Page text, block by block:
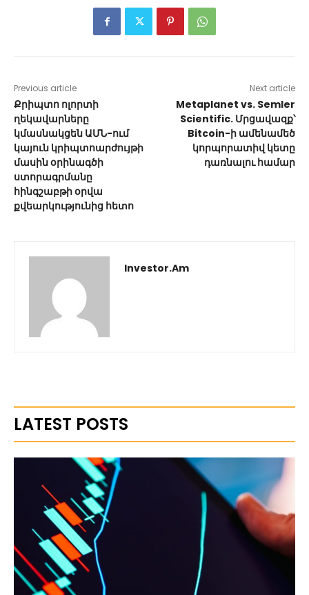
Previous article
Քրիպտո ոլորտի
ղեկավարները
կմասնակցեն ԱՄՆ-ում
կայուն կրիպտոարժույթի
մասին օրինագծի
ստորագրմանը
հինգշաբթի օրվա
քվեարկությունից հետո
Next article
Metaplanet vs. Semler
Scientific. Մրցավազք՝
Bitcoin-ի ամենամեծ
կորպորատիվ կետը
դառնալու համար
Investor.am
LATEST POSTS